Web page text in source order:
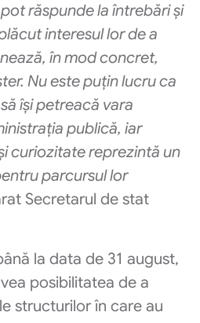
răspunde la întrebări și
interesul lor de a
în mod concret,
Nu este puțin lucru ca
își petreacă vara
publică, iar
curiozitate reprezintă un
parcursul lor
Secretarul de stat
la data de 31 august,
posibilitatea de a
structurilor în care au